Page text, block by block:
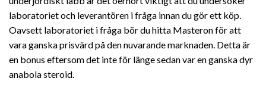
laboratoriet och leverantören i fråga innan du gör ett köp.
Oavsett laboratoriet i fråga bör du hitta Masteron för att
vara ganska prisvärd på den nuvarande marknaden. Detta är
en bonus eftersom det inte för länge sedan var en ganska dyr
anabola steroid.